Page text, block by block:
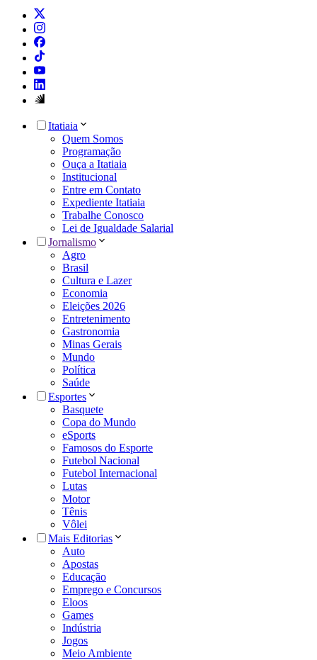
Itatiaia
Quem Somos
Programação
Ouça a Itatiaia
Institucional
Entre em Contato
Expediente Itatiaia
Trabalhe Conosco
Lei de Igualdade Salarial
Jornalismo
Agro
Brasil
Cultura e Lazer
Economia
Eleições 2026
Entretenimento
Gastronomia
Minas Gerais
Mundo
Política
Saúde
Esportes
Basquete
Copa do Mundo
eSports
Famosos do Esporte
Futebol Nacional
Futebol Internacional
Lutas
Motor
Tênis
Vôlei
Mais Editorias
Auto
Apostas
Educação
Emprego e Concursos
Eloos
Games
Indústria
Jogos
Meio Ambiente